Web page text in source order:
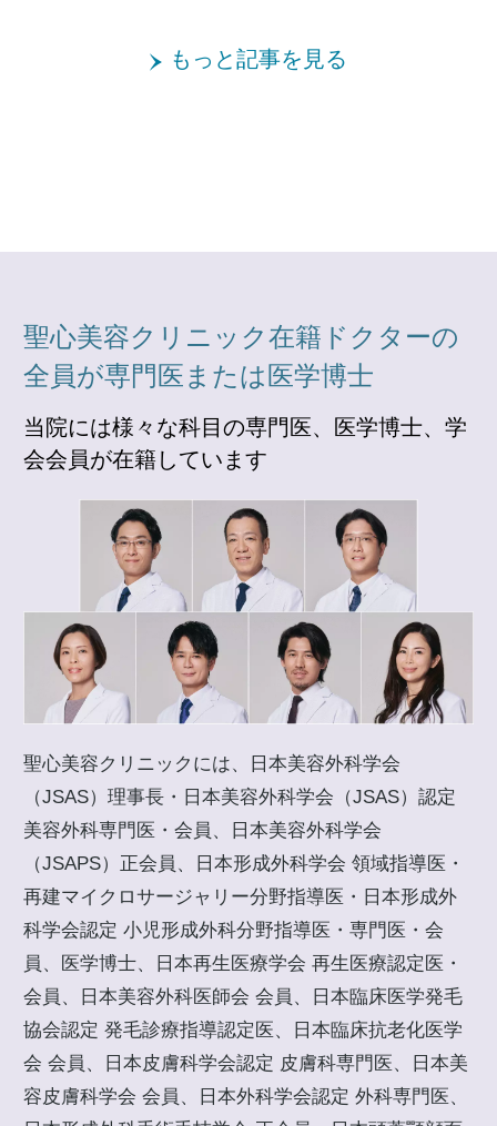
もっと記事を見る
聖心美容クリニック在籍ドクターの
全員が専門医または医学博士
当院には様々な科目の専門医、医学博士、学
会会員が在籍しています
聖心美容クリニックには、日本美容外科学会
（JSAS）理事長・日本美容外科学会（JSAS）認定
美容外科専門医・会員、日本美容外科学会
（JSAPS）正会員、日本形成外科学会 領域指導医・
再建マイクロサージャリー分野指導医・日本形成外
科学会認定 小児形成外科分野指導医・専門医・会
員、医学博士、日本再生医療学会 再生医療認定医・
会員、日本美容外科医師会 会員、日本臨床医学発毛
協会認定 発毛診療指導認定医、日本臨床抗老化医学
会 会員、日本皮膚科学会認定 皮膚科専門医、日本美
容皮膚科学会 会員、日本外科学会認定 外科専門医、